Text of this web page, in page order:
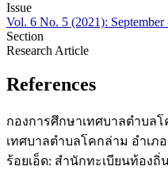
Issue
Vol. 6 No. 5 (2021): September
Section
Research Article
References
กองการศึกษาเทศบาลตำบล
เทศบาลตำบลโคกล่าม อำเภ
ร้อยเอ็ด: สำนักทะเบียนท้อง